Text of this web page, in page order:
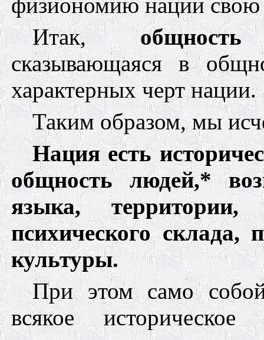
Итак,
сказывающаяся в
характерных черт нации.
Таким образом, мы
Нация есть и
общностьлюдей,*
языка,
психического склада,
культуры.
При этом само
всякое